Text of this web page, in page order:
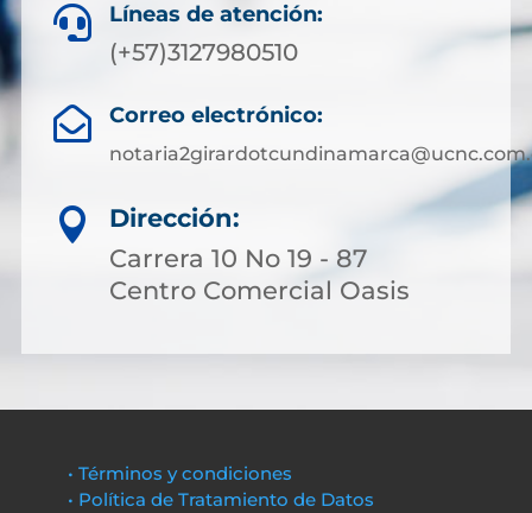
 Líneas de atención:
(+57)3127980510
 Correo electrónico:

Dirección:
Carrera 10 No 19 - 87
Centro Comercial Oasis
• Términos y condiciones
• Política de Tratamiento de Datos